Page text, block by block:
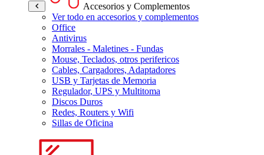
Accesorios y Complementos
Ver todo en accesorios y complementos
Office
Antivirus
Morrales - Maletines - Fundas
Mouse, Teclados, otros perifericos
Cables, Cargadores, Adaptadores
USB y Tarjetas de Memoria
Regulador, UPS y Multitoma
Discos Duros
Redes, Routers y Wifi
Sillas de Oficina